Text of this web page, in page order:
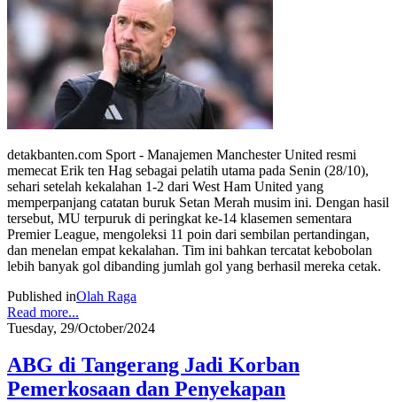
detakbanten.com Sport - Manajemen Manchester United resmi
memecat Erik ten Hag sebagai pelatih utama pada Senin (28/10),
sehari setelah kekalahan 1-2 dari West Ham United yang
memperpanjang catatan buruk Setan Merah musim ini. Dengan hasil
tersebut, MU terpuruk di peringkat ke-14 klasemen sementara
Premier League, mengoleksi 11 poin dari sembilan pertandingan,
dan menelan empat kekalahan. Tim ini bahkan tercatat kebobolan
lebih banyak gol dibanding jumlah gol yang berhasil mereka cetak.
Published inOlah Raga
Read more...
Tuesday, 29/October/2024
ABG di Tangerang Jadi Korban
Pemerkosaan dan Penyekapan